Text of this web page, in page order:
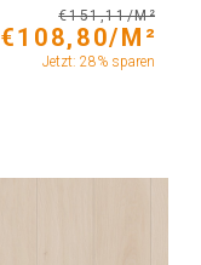
€151,11/M²
€108,80/M²
Jetzt: 28% sparen